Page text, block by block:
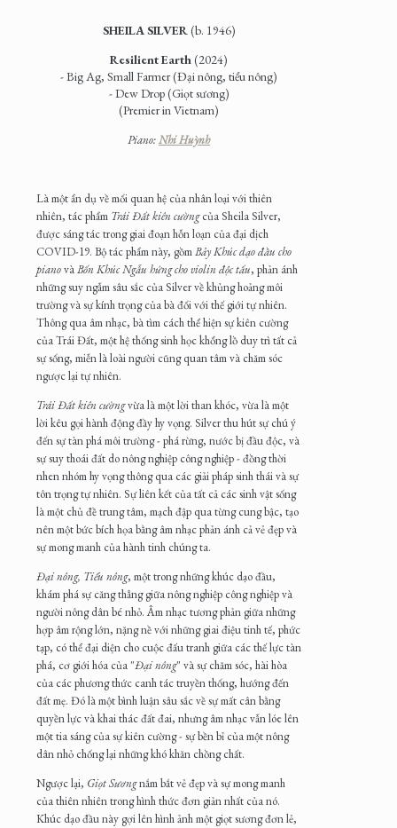
SHEILA SILVER(b. 1946)
Resilient Earth(2024)
- Big Ag, Small Farmer (Đại nông, tiểu nông)
- Dew Drop (Giọt sương)
(Premier in Vietnam)
Piano:Nhi Huỳnh
Là một ẩn dụ về mối quan hệ của nhân loại với thiên
nhiên, tác phẩm Trái Đất kiên cườngcủa Sheila Silver,
được sáng tác trong giai đoạn hỗn loạn của đại dịch
COVID-19. Bộ tác phẩm này, gồmBảy Khúc dạo đầu cho
pianovàBốn Khúc Ngẫu hứng cho violin độc tấu, phản ánh
những suy ngẫm sâu sắc của Silver về khủng hoảng môi
trường và sự kính trọng của bà đối với thế giới tự nhiên.
Thông qua âm nhạc, bà tìm cách thể hiện sự kiên cường
của Trái Đất, một hệ thống sinh học khổng lồ duy trì tất cả
sự sống, miễn là loài người cũng quan tâm và chăm sóc
ngược lại tự nhiên.
Trái Đất kiên cườngvừa là một lời than khóc, vừa là một
lời kêu gọi hành động đầy hy vọng. Silver thu hút sự chú ý
đến sự tàn phá môi trường - phá rừng, nước bị đầu độc, và
sự suy thoái đất do nông nghiệp công nghiệp - đồng thời
nhen nhóm hy vọng thông qua các giải pháp sinh thái và sự
tôn trọng tự nhiên. Sự liên kết của tất cả các sinh vật sống
là một chủ đề trung tâm, mạch đập qua từng cung bậc, tạo
nên một bức bích họa bằng âm nhạc phản ánh cả vẻ đẹp và
sự mong manh của hành tinh chúng ta.
Đại nông, Tiểu nông, một trong những khúc dạo đầu,
khám phá sự căng thẳng giữa nông nghiệp công nghiệp và
người nông dân bé nhỏ. Âm nhạc tương phản giữa những
hợp âm rộng lớn, nặng nề với những giai điệu tinh tế, phức
tạp, có thể đại diện cho cuộc đấu tranh giữa các thế lực tàn
phá, cơ giới hóa của "Đại nông" và sự chăm sóc, hài hòa
của các phương thức canh tác truyền thống, hướng đến
đất mẹ. Đó là một bình luận sâu sắc về sự mất cân bằng
quyền lực và khai thác đất đai, nhưng âm nhạc vẫn lóe lên
một tia sáng của sự kiên cường - sự bền bỉ của một nông
dân nhỏ chống lại những khó khăn chồng chất.
Ngược lại, Giọt Sươngnắm bắt vẻ đẹp và sự mong manh
của thiên nhiên trong hình thức đơn giản nhất của nó.
Khúc dạo đầu này gợi lên hình ảnh một giọt sương đơn lẻ,